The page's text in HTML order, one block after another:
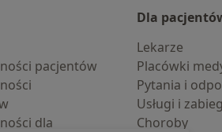
pacjentów
dla
Dla
Lekarze
Placówki
Pytania i
Usługi i
Choroby